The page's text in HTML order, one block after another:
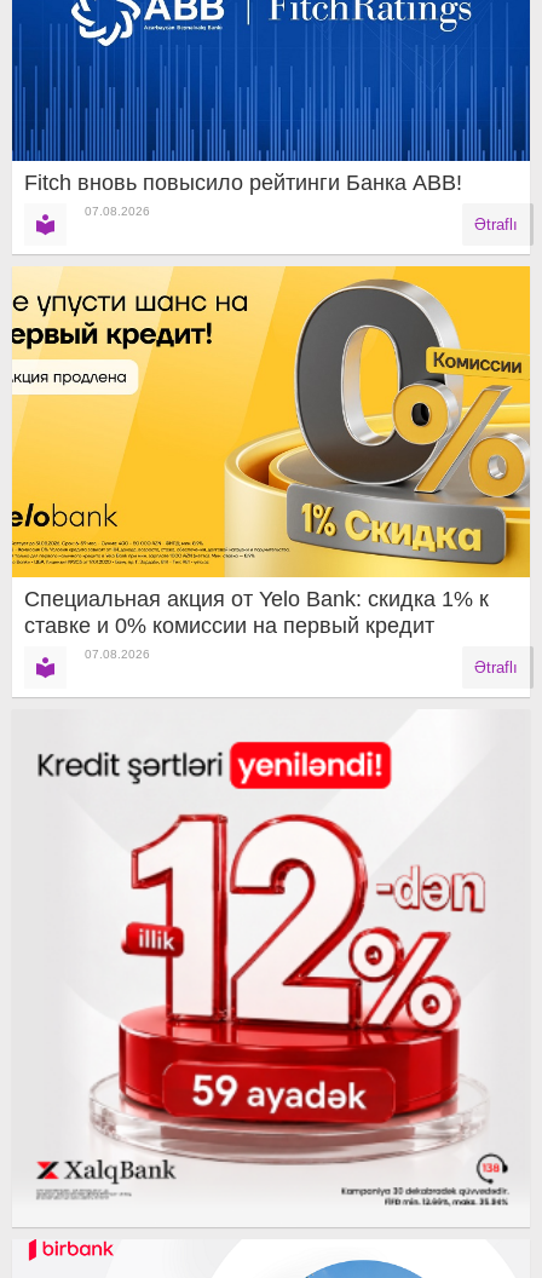
Fitch вновь повысило рейтинги Банка ABB!
07.08.2026
Ətraflı
Специальная акция от Yelo Bank: скидка 1% к
ставке и 0% комиссии на первый кредит
07.08.2026
Ətraflı